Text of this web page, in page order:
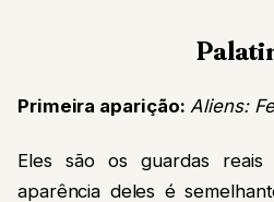
Primeira aparição: Aliens:
Eles são os guardas
aparência deles é